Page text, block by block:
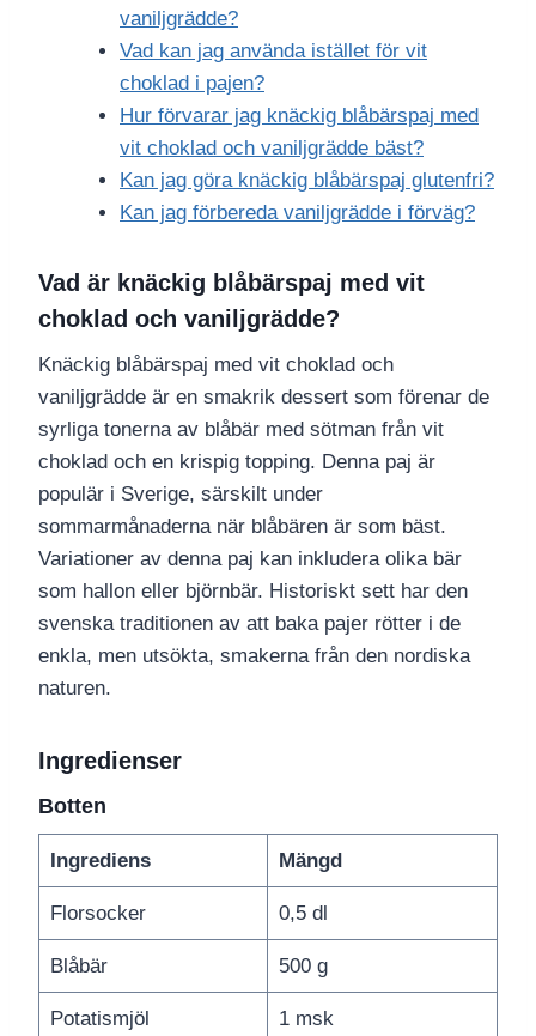
vaniljgrädde?
Vad kan jag använda istället för vit
choklad i pajen?
Hur förvarar jag knäckig blåbärspaj med
vit choklad och vaniljgrädde bäst?
Kan jag göra knäckig blåbärspaj glutenfri?
Kan jag förbereda vaniljgrädde i förväg?
Vad är knäckig blåbärspaj med vit
choklad och vaniljgrädde?
Knäckig blåbärspaj med vit choklad och
vaniljgrädde är en smakrik dessert som förenar de
syrliga tonerna av blåbär med sötman från vit
choklad och en krispig topping. Denna paj är
populär i Sverige, särskilt under
sommarmånaderna när blåbären är som bäst.
Variationer av denna paj kan inkludera olika bär
som hallon eller björnbär. Historiskt sett har den
svenska traditionen av att baka pajer rötter i de
enkla, men utsökta, smakerna från den nordiska
naturen.
Ingredienser
Botten
Ingrediens Mängd
Florsocker 0,5 dl
Blåbär 500 g
Potatismjöl 1 msk